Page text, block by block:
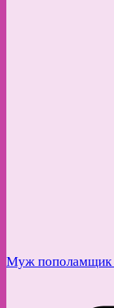
Муж пополамщик